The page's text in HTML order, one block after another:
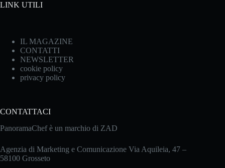
LINK UTILI
IL MAGAZINE
CONTATTI
NEWSLETTER
cookie policy
privacy policy
CONTATTACI
PanoramaChef è un marchio di ZAD
Agenzia di Marketing e Comunicazione Via Aquileia, 47 –
58100 Grosseto